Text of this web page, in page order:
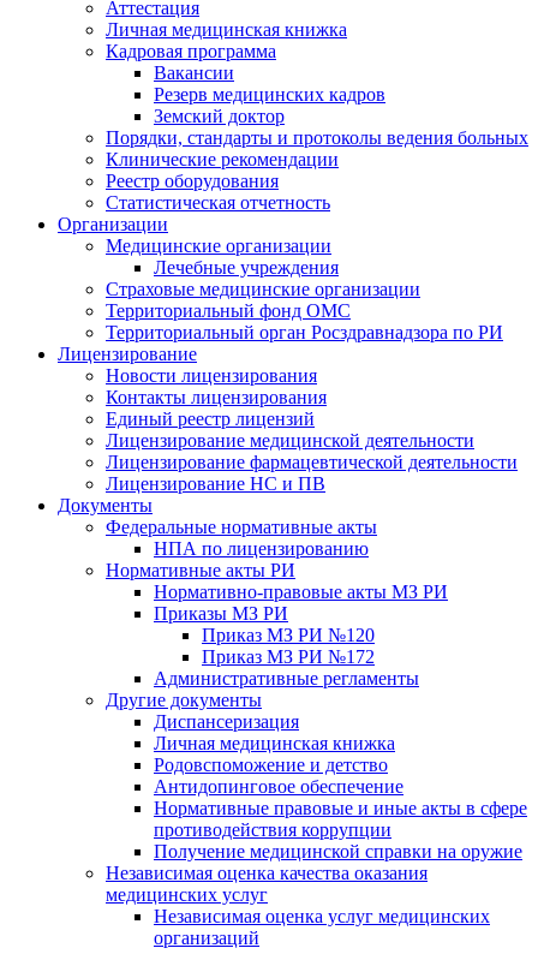
Аттестация
Личная медицинская книжка
Кадровая программа
Вакансии
Резерв медицинских кадров
Земский доктор
Порядки, стандарты и протоколы ведения больных
Клинические рекомендации
Реестр оборудования
Статистическая отчетность
Организации
Медицинские организации
Лечебные учреждения
Страховые медицинские организации
Территориальный фонд ОМС
Территориальный орган Росздравнадзора по РИ
Лицензирование
Новости лицензирования
Контакты лицензирования
Единый реестр лицензий
Лицензирование медицинской деятельности
Лицензирование фармацевтической деятельности
Лицензирование НС и ПВ
Документы
Федеральные нормативные акты
НПА по лицензированию
Нормативные акты РИ
Нормативно-правовые акты МЗ РИ
Приказы МЗ РИ
Приказ МЗ РИ №120
Приказ МЗ РИ №172
Административные регламенты
Другие документы
Диспансеризация
Личная медицинская книжка
Родовспоможение и детство
Антидопинговое обеспечение
Нормативные правовые и иные акты в сфере
противодействия коррупции
Получение медицинской справки на оружие
Независимая оценка качества оказания
медицинских услуг
Независимая оценка услуг медицинскиx
организаций